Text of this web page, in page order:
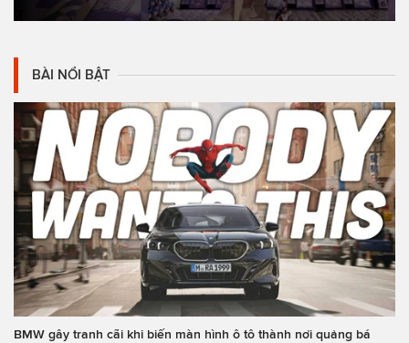
BÀI NỔI BẬT
BMW gây tranh cãi khi biến màn hình ô tô thành nơi quảng bá